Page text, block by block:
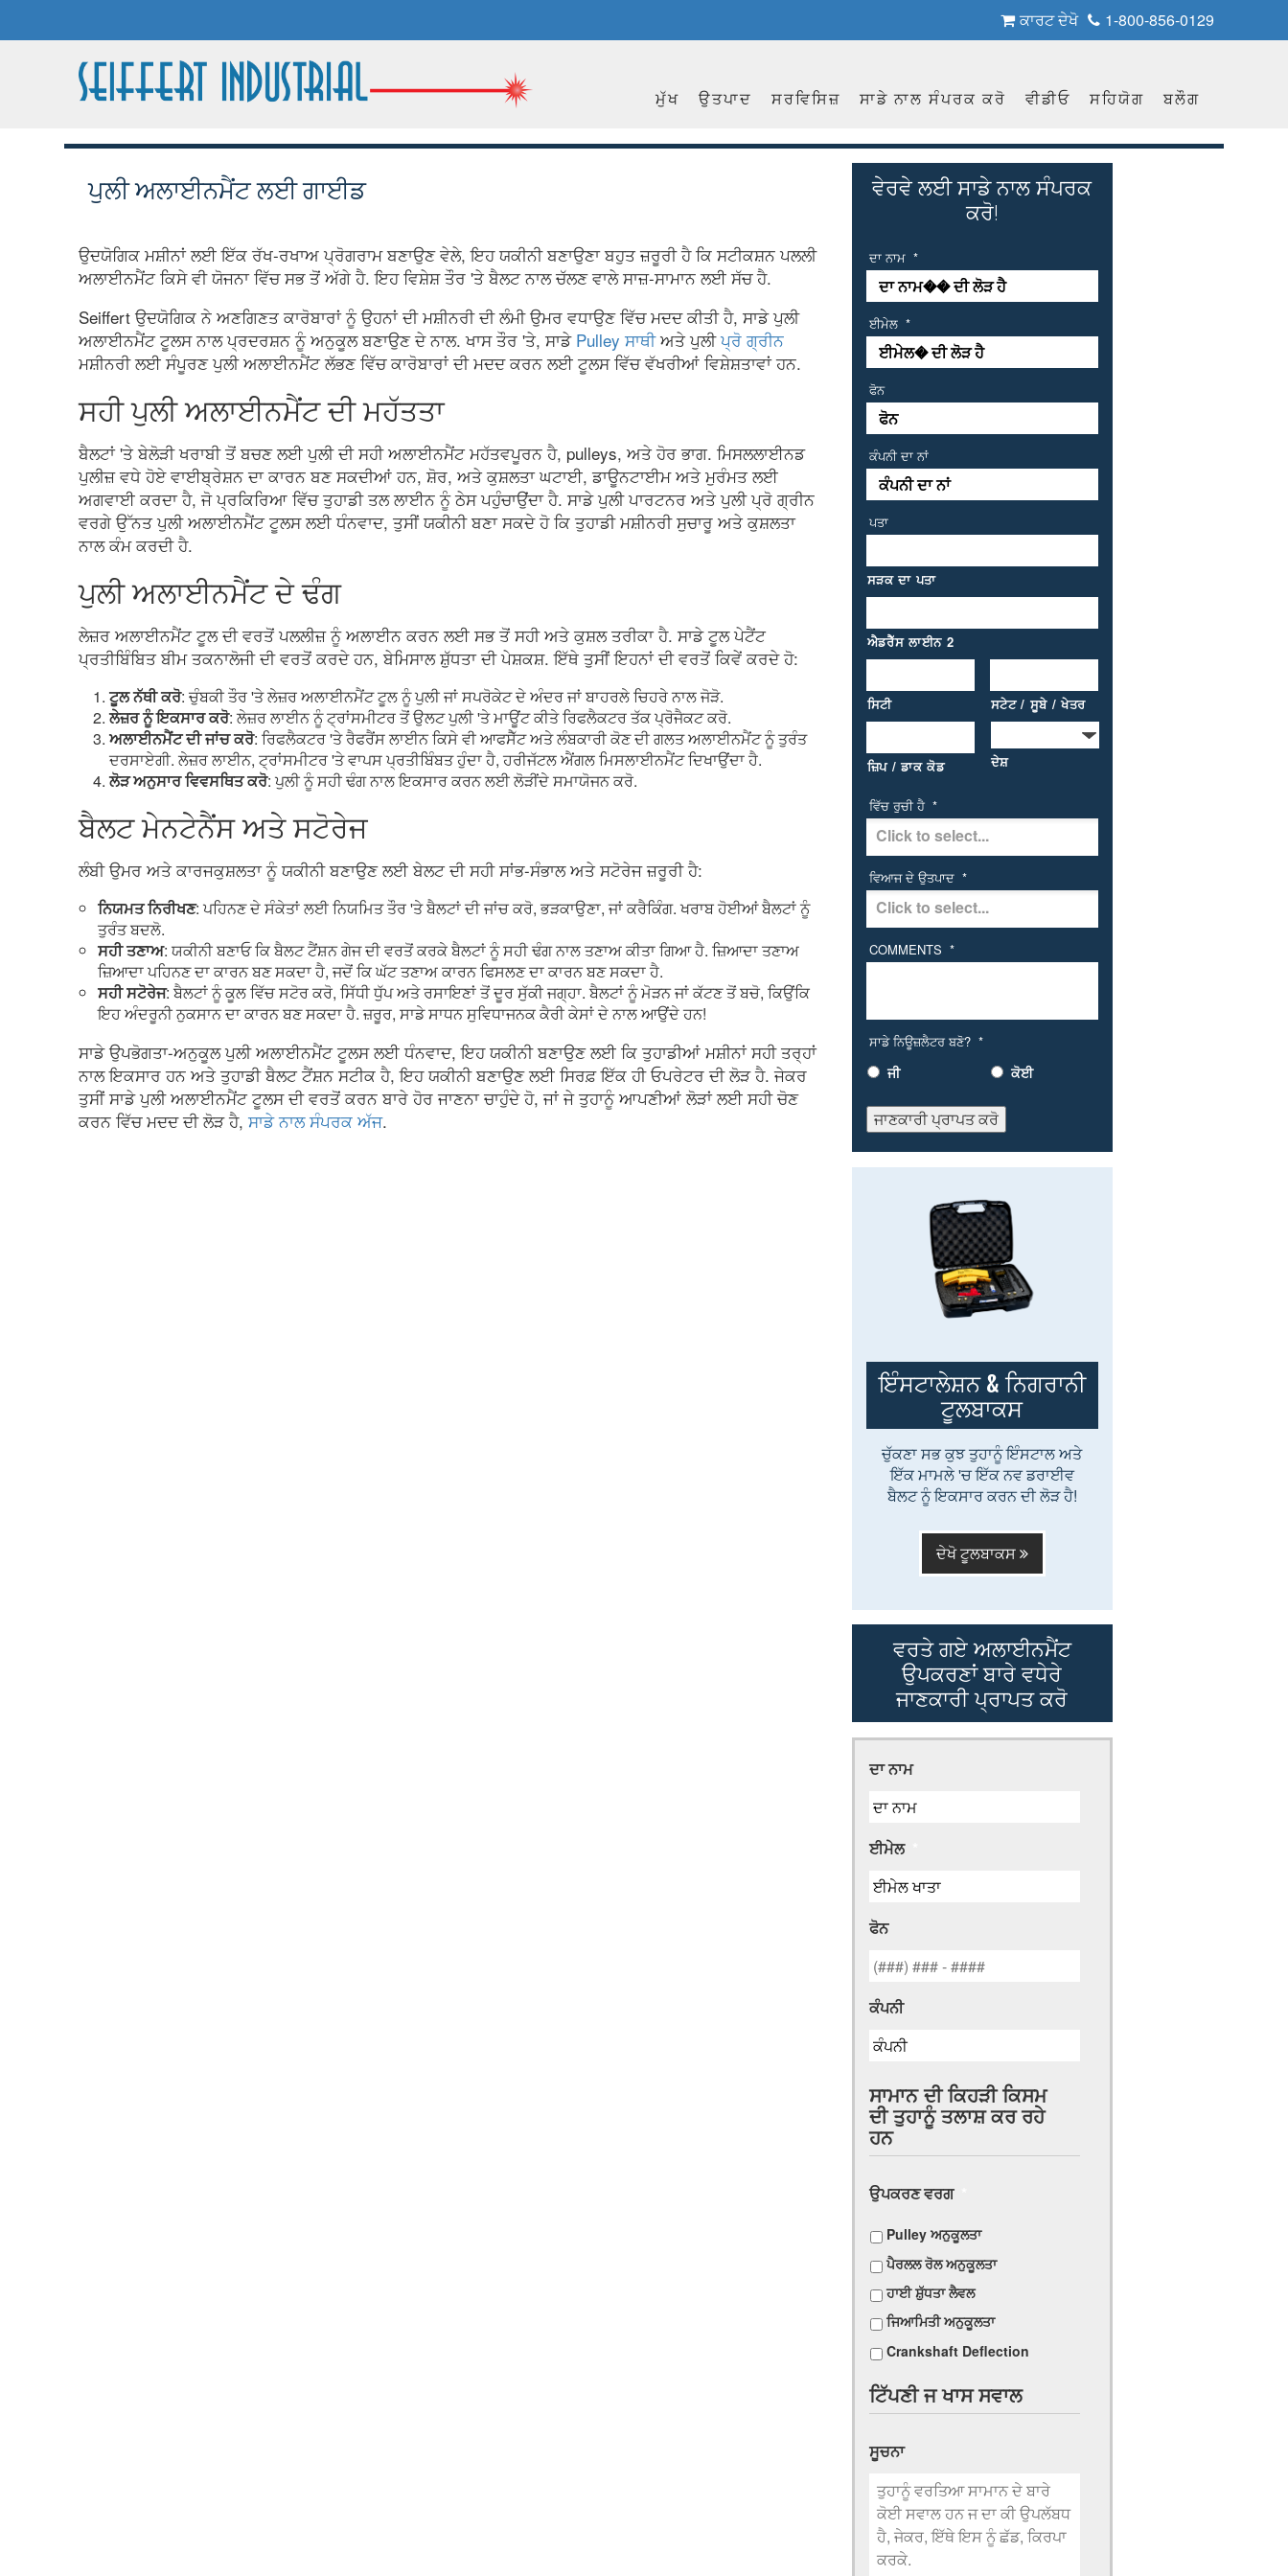
1-800-856-0129
ਕਾਰਟ ਦੇਖੋ
ਮੁੱਖ ਉਤਪਾਦ ਸਰਵਿਸਿਜ਼ ਸਾਡੇ ਨਾਲ ਸੰਪਰਕ ਕਰੋ ਵੀਡੀਓ ਸਹਿਯੋਗ ਬਲੌਗ
ਪੁਲੀ ਅਲਾਈਨਮੈਂਟ ਲਈ ਗਾਈਡ
ਉਦਯੋਗਿਕ ਮਸ਼ੀਨਾਂ ਲਈ ਇੱਕ ਰੱਖ-ਰਖਾਅ ਪ੍ਰੋਗਰਾਮ ਬਣਾਉਣ ਵੇਲੇ, ਇਹ ਯਕੀਨੀ ਬਣਾਉਣਾ ਬਹੁਤ ਜ਼ਰੂਰੀ ਹੈ ਕਿ ਸਟੀਕਸ਼ਨ ਪਲਲੀ
ਅਲਾਈਨਮੈਂਟ ਕਿਸੇ ਵੀ ਯੋਜਨਾ ਵਿੱਚ ਸਭ ਤੋਂ ਅੱਗੇ ਹੈ. ਇਹ ਵਿਸ਼ੇਸ਼ ਤੌਰ 'ਤੇ ਬੈਲਟ ਨਾਲ ਚੱਲਣ ਵਾਲੇ ਸਾਜ਼-ਸਾਮਾਨ ਲਈ ਸੱਚ ਹੈ.
Seiffert ਉਦਯੋਗਿਕ ਨੇ ਅਣਗਿਣਤ ਕਾਰੋਬਾਰਾਂ ਨੂੰ ਉਹਨਾਂ ਦੀ ਮਸ਼ੀਨਰੀ ਦੀ ਲੰਮੀ ਉਮਰ ਵਧਾਉਣ ਵਿੱਚ ਮਦਦ ਕੀਤੀ ਹੈ, ਸਾਡੇ ਪੁਲੀ
ਅਲਾਈਨਮੈਂਟ ਟੂਲਸ ਨਾਲ ਪ੍ਰਦਰਸ਼ਨ ਨੂੰ ਅਨੁਕੂਲ ਬਣਾਉਣ ਦੇ ਨਾਲ. ਖਾਸ ਤੌਰ 'ਤੇ, ਸਾਡੇ Pulley ਸਾਥੀਅਤੇ ਪੁਲੀਪ੍ਰੋ ਗ੍ਰੀਨ
ਮਸ਼ੀਨਰੀ ਲਈ ਸੰਪੂਰਣ ਪੁਲੀ ਅਲਾਈਨਮੈਂਟ ਲੱਭਣ ਵਿੱਚ ਕਾਰੋਬਾਰਾਂ ਦੀ ਮਦਦ ਕਰਨ ਲਈ ਟੂਲਸ ਵਿੱਚ ਵੱਖਰੀਆਂ ਵਿਸ਼ੇਸ਼ਤਾਵਾਂ ਹਨ.
ਸਹੀ ਪੁਲੀ ਅਲਾਈਨਮੈਂਟ ਦੀ ਮਹੱਤਤਾ
ਬੈਲਟਾਂ 'ਤੇ ਬੇਲੋੜੀ ਖਰਾਬੀ ਤੋਂ ਬਚਣ ਲਈ ਪੁਲੀ ਦੀ ਸਹੀ ਅਲਾਈਨਮੈਂਟ ਮਹੱਤਵਪੂਰਨ ਹੈ, pulleys, ਅਤੇ ਹੋਰ ਭਾਗ. ਮਿਸਲਲਾਈਨਡ
ਪੁਲੀਜ਼ ਵਧੇ ਹੋਏ ਵਾਈਬ੍ਰੇਸ਼ਨ ਦਾ ਕਾਰਨ ਬਣ ਸਕਦੀਆਂ ਹਨ, ਸ਼ੋਰ, ਅਤੇ ਕੁਸ਼ਲਤਾ ਘਟਾਈ, ਡਾਊਨਟਾਈਮ ਅਤੇ ਮੁਰੰਮਤ ਲਈ
ਅਗਵਾਈ ਕਰਦਾ ਹੈ, ਜੋ ਪ੍ਰਕਿਰਿਆ ਵਿੱਚ ਤੁਹਾਡੀ ਤਲ ਲਾਈਨ ਨੂੰ ਠੇਸ ਪਹੁੰਚਾਉਂਦਾ ਹੈ. ਸਾਡੇ ਪੁਲੀ ਪਾਰਟਨਰ ਅਤੇ ਪੁਲੀ ਪ੍ਰੋ ਗ੍ਰੀਨ
ਵਰਗੇ ਉੱਨਤ ਪੁਲੀ ਅਲਾਈਨਮੈਂਟ ਟੂਲਸ ਲਈ ਧੰਨਵਾਦ, ਤੁਸੀਂ ਯਕੀਨੀ ਬਣਾ ਸਕਦੇ ਹੋ ਕਿ ਤੁਹਾਡੀ ਮਸ਼ੀਨਰੀ ਸੁਚਾਰੂ ਅਤੇ ਕੁਸ਼ਲਤਾ
ਨਾਲ ਕੰਮ ਕਰਦੀ ਹੈ.
ਪੁਲੀ ਅਲਾਈਨਮੈਂਟ ਦੇ ਢੰਗ
ਲੇਜ਼ਰ ਅਲਾਈਨਮੈਂਟ ਟੂਲ ਦੀ ਵਰਤੋਂ ਪਲਲੀਜ਼ ਨੂੰ ਅਲਾਈਨ ਕਰਨ ਲਈ ਸਭ ਤੋਂ ਸਹੀ ਅਤੇ ਕੁਸ਼ਲ ਤਰੀਕਾ ਹੈ. ਸਾਡੇ ਟੂਲ ਪੇਟੈਂਟ
ਪ੍ਰਤੀਬਿੰਬਿਤ ਬੀਮ ਤਕਨਾਲੋਜੀ ਦੀ ਵਰਤੋਂ ਕਰਦੇ ਹਨ, ਬੇਮਿਸਾਲ ਸ਼ੁੱਧਤਾ ਦੀ ਪੇਸ਼ਕਸ਼. ਇੱਥੇ ਤੁਸੀਂ ਇਹਨਾਂ ਦੀ ਵਰਤੋਂ ਕਿਵੇਂ ਕਰਦੇ ਹੋ:
ਟੂਲ ਨੱਥੀ ਕਰੋ: ਚੁੰਬਕੀ ਤੌਰ 'ਤੇ ਲੇਜ਼ਰ ਅਲਾਈਨਮੈਂਟ ਟੂਲ ਨੂੰ ਪੁਲੀ ਜਾਂ ਸਪਰੋਕੇਟ ਦੇ ਅੰਦਰ ਜਾਂ ਬਾਹਰਲੇ ਚਿਹਰੇ ਨਾਲ ਜੋੜੋ.
ਲੇਜ਼ਰ ਨੂੰ ਇਕਸਾਰ ਕਰੋ: ਲੇਜ਼ਰ ਲਾਈਨ ਨੂੰ ਟ੍ਰਾਂਸਮੀਟਰ ਤੋਂ ਉਲਟ ਪੁਲੀ 'ਤੇ ਮਾਊਂਟ ਕੀਤੇ ਰਿਫਲੈਕਟਰ ਤੱਕ ਪ੍ਰੋਜੈਕਟ ਕਰੋ.
ਅਲਾਈਨਮੈਂਟ ਦੀ ਜਾਂਚ ਕਰੋ: ਰਿਫਲੈਕਟਰ 'ਤੇ ਰੈਫਰੈਂਸ ਲਾਈਨ ਕਿਸੇ ਵੀ ਆਫਸੈੱਟ ਅਤੇ ਲੰਬਕਾਰੀ ਕੋਣ ਦੀ ਗਲਤ ਅਲਾਈਨਮੈਂਟ ਨੂੰ ਤੁਰੰਤ
ਦਰਸਾਏਗੀ. ਲੇਜ਼ਰ ਲਾਈਨ, ਟ੍ਰਾਂਸਮੀਟਰ 'ਤੇ ਵਾਪਸ ਪ੍ਰਤੀਬਿੰਬਤ ਹੁੰਦਾ ਹੈ, ਹਰੀਜੱਟਲ ਐਂਗਲ ਮਿਸਲਾਈਨਮੈਂਟ ਦਿਖਾਉਂਦਾ ਹੈ.
ਲੋੜ ਅਨੁਸਾਰ ਵਿਵਸਥਿਤ ਕਰੋ: ਪੁਲੀ ਨੂੰ ਸਹੀ ਢੰਗ ਨਾਲ ਇਕਸਾਰ ਕਰਨ ਲਈ ਲੋੜੀਂਦੇ ਸਮਾਯੋਜਨ ਕਰੋ.
ਬੈਲਟ ਮੇਨਟੇਨੈਂਸ ਅਤੇ ਸਟੋਰੇਜ
ਲੰਬੀ ਉਮਰ ਅਤੇ ਕਾਰਜਕੁਸ਼ਲਤਾ ਨੂੰ ਯਕੀਨੀ ਬਣਾਉਣ ਲਈ ਬੇਲਟ ਦੀ ਸਹੀ ਸਾਂਭ-ਸੰਭਾਲ ਅਤੇ ਸਟੋਰੇਜ ਜ਼ਰੂਰੀ ਹੈ:
ਨਿਯਮਤ ਨਿਰੀਖਣ: ਪਹਿਨਣ ਦੇ ਸੰਕੇਤਾਂ ਲਈ ਨਿਯਮਿਤ ਤੌਰ 'ਤੇ ਬੈਲਟਾਂ ਦੀ ਜਾਂਚ ਕਰੋ, ਭੜਕਾਉਣਾ, ਜਾਂ ਕਰੈਕਿੰਗ. ਖਰਾਬ ਹੋਈਆਂ ਬੈਲਟਾਂ ਨੂੰ
ਤੁਰੰਤ ਬਦਲੋ.
ਸਹੀ ਤਣਾਅ: ਯਕੀਨੀ ਬਣਾਓ ਕਿ ਬੈਲਟ ਟੈਂਸ਼ਨ ਗੇਜ ਦੀ ਵਰਤੋਂ ਕਰਕੇ ਬੈਲਟਾਂ ਨੂੰ ਸਹੀ ਢੰਗ ਨਾਲ ਤਣਾਅ ਕੀਤਾ ਗਿਆ ਹੈ. ਜ਼ਿਆਦਾ ਤਣਾਅ
ਜ਼ਿਆਦਾ ਪਹਿਨਣ ਦਾ ਕਾਰਨ ਬਣ ਸਕਦਾ ਹੈ, ਜਦੋਂ ਕਿ ਘੱਟ ਤਣਾਅ ਕਾਰਨ ਫਿਸਲਣ ਦਾ ਕਾਰਨ ਬਣ ਸਕਦਾ ਹੈ.
ਸਹੀ ਸਟੋਰੇਜ: ਬੈਲਟਾਂ ਨੂੰ ਕੂਲ ਵਿੱਚ ਸਟੋਰ ਕਰੋ, ਸਿੱਧੀ ਧੁੱਪ ਅਤੇ ਰਸਾਇਣਾਂ ਤੋਂ ਦੂਰ ਸੁੱਕੀ ਜਗ੍ਹਾ. ਬੈਲਟਾਂ ਨੂੰ ਮੋੜਨ ਜਾਂ ਕੱਟਣ ਤੋਂ ਬਚੋ, ਕਿਉਂਕਿ
ਇਹ ਅੰਦਰੂਨੀ ਨੁਕਸਾਨ ਦਾ ਕਾਰਨ ਬਣ ਸਕਦਾ ਹੈ. ਜ਼ਰੂਰ, ਸਾਡੇ ਸਾਧਨ ਸੁਵਿਧਾਜਨਕ ਕੈਰੀ ਕੇਸਾਂ ਦੇ ਨਾਲ ਆਉਂਦੇ ਹਨ!
ਸਾਡੇ ਉਪਭੋਗਤਾ-ਅਨੁਕੂਲ ਪੁਲੀ ਅਲਾਈਨਮੈਂਟ ਟੂਲਸ ਲਈ ਧੰਨਵਾਦ, ਇਹ ਯਕੀਨੀ ਬਣਾਉਣ ਲਈ ਕਿ ਤੁਹਾਡੀਆਂ ਮਸ਼ੀਨਾਂ ਸਹੀ ਤਰ੍ਹਾਂ
ਨਾਲ ਇਕਸਾਰ ਹਨ ਅਤੇ ਤੁਹਾਡੀ ਬੈਲਟ ਟੈਂਸ਼ਨ ਸਟੀਕ ਹੈ, ਇਹ ਯਕੀਨੀ ਬਣਾਉਣ ਲਈ ਸਿਰਫ਼ ਇੱਕ ਹੀ ਓਪਰੇਟਰ ਦੀ ਲੋੜ ਹੈ. ਜੇਕਰ
ਤੁਸੀਂ ਸਾਡੇ ਪੁਲੀ ਅਲਾਈਨਮੈਂਟ ਟੂਲਸ ਦੀ ਵਰਤੋਂ ਕਰਨ ਬਾਰੇ ਹੋਰ ਜਾਣਨਾ ਚਾਹੁੰਦੇ ਹੋ, ਜਾਂ ਜੇ ਤੁਹਾਨੂੰ ਆਪਣੀਆਂ ਲੋੜਾਂ ਲਈ ਸਹੀ ਚੋਣ
ਕਰਨ ਵਿੱਚ ਮਦਦ ਦੀ ਲੋੜ ਹੈ,ਸਾਡੇ ਨਾਲ ਸੰਪਰਕ ਅੱਜ.
ਵੇਰਵੇ ਲਈ ਸਾਡੇ ਨਾਲ ਸੰਪਰਕ
ਕਰੋ!
ਦਾ ਨਾਮ *
ਈਮੇਲ *
ਫੋਨ
ਕੰਪਨੀ ਦਾ ਨਾਂ
ਪਤਾ
ਸੜਕ ਦਾ ਪਤਾ
ਐਡਰੈੱਸ ਲਾਈਨ 2
ਸਿਟੀ ਸਟੇਟ / ਸੂਬੇ / ਖੇਤਰ
ਜ਼ਿਪ / ਡਾਕ ਕੋਡ ਦੇਸ਼
ਵਿੱਚ ਰੁਚੀ ਹੈ *
ਵਿਆਜ ਦੇ ਉਤਪਾਦ *
COMMENTS *
ਸਾਡੇ ਨਿਊਜ਼ਲੈਟਰ ਬਣੋ? *
ਜੀ ਕੋਈ
ਜਾਣਕਾਰੀ ਪ੍ਰਾਪਤ ਕਰੋ
ਇੰਸਟਾਲੇਸ਼ਨ & ਨਿਗਰਾਨੀ
ਟੂਲਬਾਕਸ
ਚੁੱਕਣਾ ਸਭ ਕੁਝ ਤੁਹਾਨੂੰ ਇੰਸਟਾਲ ਅਤੇ
ਇੱਕ ਮਾਮਲੇ 'ਚ ਇੱਕ ਨਵ ਡਰਾਈਵ
ਬੈਲਟ ਨੂੰ ਇਕਸਾਰ ਕਰਨ ਦੀ ਲੋੜ ਹੈ!
ਦੇਖੋ ਟੂਲਬਾਕਸ
ਵਰਤੇ ਗਏ ਅਲਾਈਨਮੈਂਟ
ਉਪਕਰਣਾਂ ਬਾਰੇ ਵਧੇਰੇ
ਜਾਣਕਾਰੀ ਪ੍ਰਾਪਤ ਕਰੋ
ਦਾ ਨਾਮ
ਈਮੇਲ
ਫੋਨ
ਕੰਪਨੀ
ਸਾਮਾਨ ਦੀ ਕਿਹੜੀ ਕਿਸਮ
ਦੀ ਤੁਹਾਨੂੰ ਤਲਾਸ਼ ਕਰ ਰਹੇ
ਹਨ
ਉਪਕਰਣ ਵਰਗ
Pulley ਅਨੁਕੂਲਤਾ
ਪੈਰਲਲ ਰੋਲ ਅਨੁਕੂਲਤਾ
ਹਾਈ ਸ਼ੁੱਧਤਾ ਲੈਵਲ
ਜਿਆਮਿਤੀ ਅਨੁਕੂਲਤਾ
Crankshaft Deflection
ਟਿੱਪਣੀ ਜ ਖਾਸ ਸਵਾਲ
ਸੂਚਨਾ